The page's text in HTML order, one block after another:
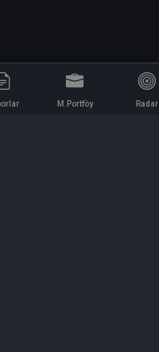
M.Portföy Radar